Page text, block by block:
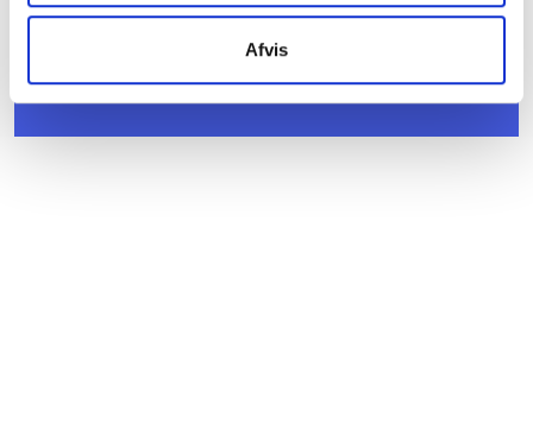
Afvis
Sundhedsreformens konsekvenser for
kommunale lejemål i almene ældre- og
20. marts 2026